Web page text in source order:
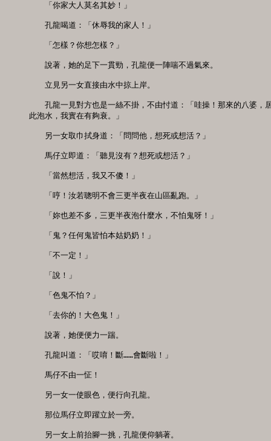
「你家大人莫名其妙！」
孔龍喝道：「休辱我的家人！」
「怎樣？你想怎樣？」
說著，她的足下一貫勁，孔龍便一陣喘不過氣來。
立見另一女直接由水中掠上岸。
孔龍一見對方也是一絲不掛，不由忖道：「哇操！那來的八婆，
此泡水，我實在有夠衰。」
另一女取巾拭身道：「問問他，想死或想活？」
馬仔立即道：「聽見沒有？想死或想活？」
「當然想活，我又不傻！」
「哼！汝若聰明不會三更半夜在山區亂跑。」
「妳也差不多，三更半夜泡什麼水，不怕鬼呀！」
「鬼？任何鬼皆怕本姑奶奶！」
「不一定！」
「說！」
「色鬼不怕？」
「去你的！大色鬼！」
說著，她便便力一踹。
孔龍叫道：「哎唷！斷……會斷啦！」
馬仔不由一怔！
另一女一使眼色，便行向孔龍。
那位馬仔立即躍立於一旁。
另一女上前抬腳一挑，孔龍便仰躺著。